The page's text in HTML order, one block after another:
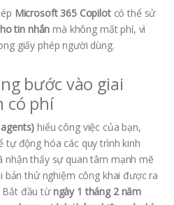
Microsoft 365 Copilotcó thể sử
tin nhắn mà không mất phí, vì
giấy phép người dùng.
bước vào giai
có phí
hiểu công việc của bạn,
tự động hóa các quy trình kinh
nhận thấy sự quan tâm mạnh mẽ
bản thử nghiệm công khai được ra
Bắt đầu từngày 1 tháng 2 năm